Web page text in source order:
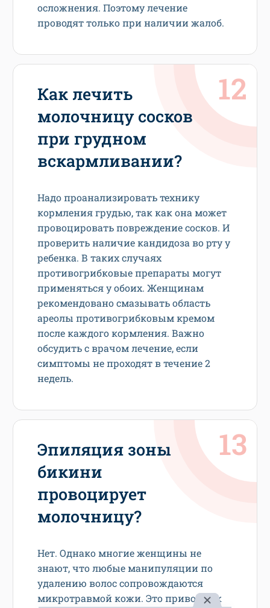
осложнения. Поэтому лечение
проводят только при наличии жалоб.
Как лечить
молочницу сосков
при грудном
вскармливании?
Надо проанализировать технику
кормления грудью, так как она может
провоцировать повреждение сосков. И
проверить наличие кандидоза во рту у
ребенка. В таких случаях
противогрибковые препараты могут
применяться у обоих. Женщинам
рекомендовано смазывать область
ареолы противогрибковым кремом
после каждого кормления. Важно
обсудить с врачом лечение, если
симптомы не проходят в течение 2
недель.
Эпиляция зоны
бикини
провоцирует
молочницу?
Нет. Однако многие женщины не
знают, что любые манипуляции по
удалению волос сопровождаются
микротравмой кожи. Это приводит к